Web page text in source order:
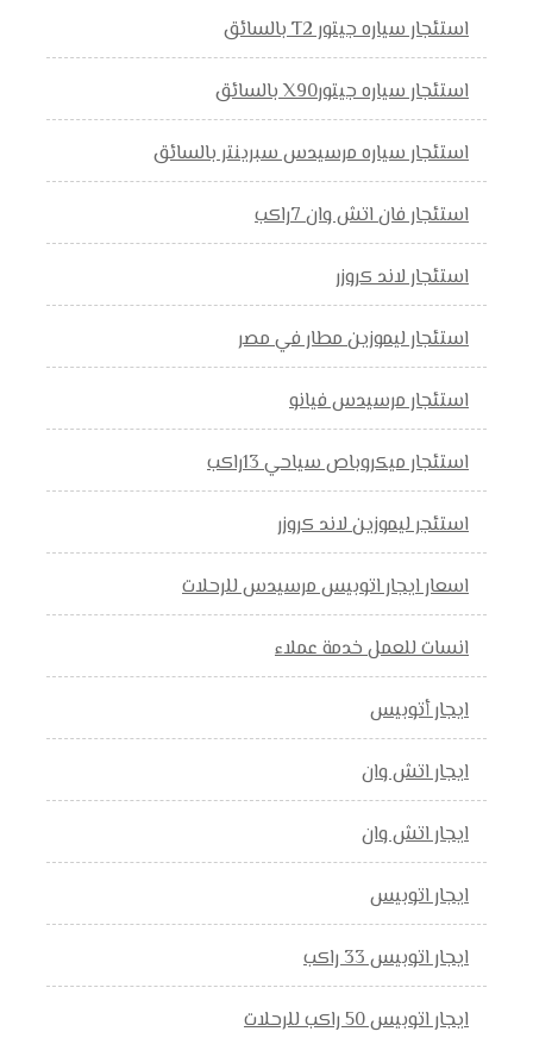
استئجار سياره جيتور T2 بالسائق
استئجار سياره جيتورX90 بالسائق
استئجار سياره مرسيدس سبرينتر بالسائق
استئجار فان اتش وان 7راكب
استئجار لاند كروزر
استئجار ليموزين مطار في مصر
استئجار مرسيدس فيانو
استئجار ميكروباص سياحي 13راكب
استئجر ليموزين لاند كروزر
اسعار ايجار اتوبيس مرسيدس للرحلات
انسات للعمل خدمة عملاء
ايجار أتوبيس
ايجار اتش وان
ايجار اتش وان
ايجار اتوبيس
ايجار اتوبيس 33 راكب
ايجار اتوبيس 50 راكب للرحلات